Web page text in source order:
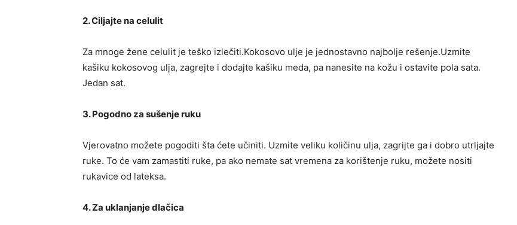
2. Ciljajte na celulit
Za mnoge žene celulit je teško izlečiti.Kokosovo ulje je jednostavno najbolje rešenje.Uzmite
kašiku kokosovog ulja, zagrejte i dodajte kašiku meda, pa nanesite na kožu i ostavite pola sata.
Jedan sat.
3. Pogodno za sušenje ruku
Vjerovatno možete pogoditi šta ćete učiniti. Uzmite veliku količinu ulja, zagrijte ga i dobro utrljajte
ruke. To će vam zamastiti ruke, pa ako nemate sat vremena za korištenje ruku, možete nositi
rukavice od lateksa.
4. Za uklanjanje dlačica